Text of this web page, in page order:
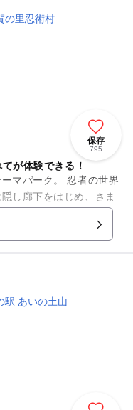
保存
795
が体験できる！
マパーク。 忍者の世界
し廊下をはじめ、さま
や、本物の忍者道具が